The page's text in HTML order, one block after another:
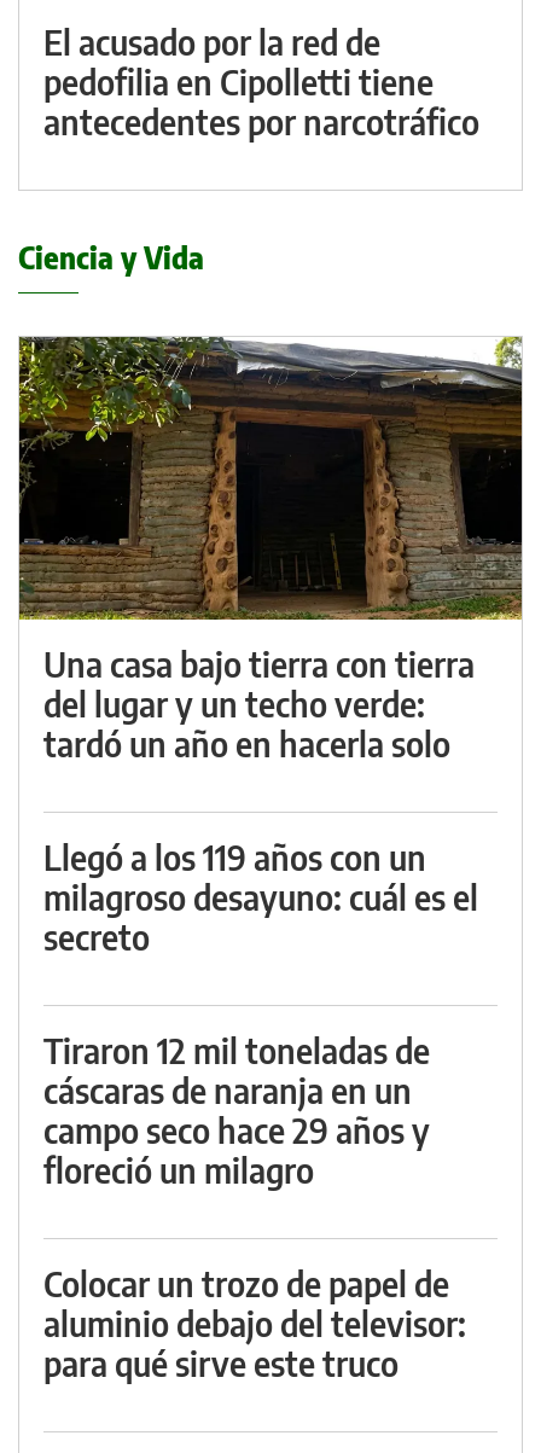
El acusado por la red de
pedofilia en Cipolletti tiene
antecedentes por narcotráfico
Ciencia y Vida
Una casa bajo tierra con tierra
del lugar y un techo verde:
tardó un año en hacerla solo
Llegó a los 119 años con un
milagroso desayuno: cuál es el
secreto
Tiraron 12 mil toneladas de
cáscaras de naranja en un
campo seco hace 29 años y
floreció un milagro
Colocar un trozo de papel de
aluminio debajo del televisor:
para qué sirve este truco